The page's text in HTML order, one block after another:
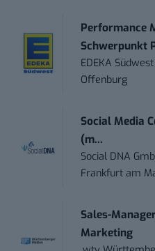
Performance
Schwerpunkt
EDEKA
Offenburg
Social Media
(m...
Social DNA
Frankfurt am
Sales-
Marketing